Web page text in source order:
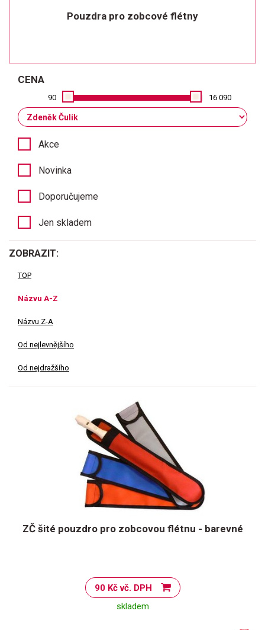
Pouzdra pro zobcové flétny
CENA
90 16 090
Akce
Novinka
Doporučujeme
Jen skladem
ZOBRAZIT:
TOP
Názvu A-Z
Názvu Z-A
Od nejlevnějšího
Od nejdražšího
ZČ šité pouzdro pro zobcovou flétnu - barevné
90 Kč vč. DPH
skladem